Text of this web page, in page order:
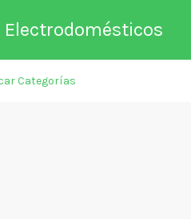
Electrodomésticos
de empresas
Categorías